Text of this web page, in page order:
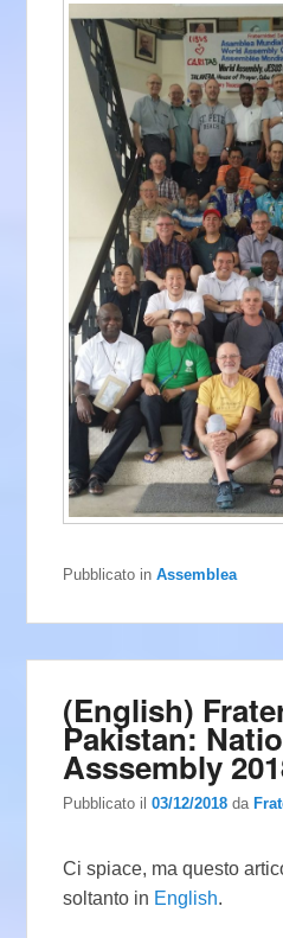
Pubblicato in Assemblea
(English)
Pakistan:
Asssembly
Pubblicato il03/12/2018 da
Ci spiace, ma questo
soltanto in English.